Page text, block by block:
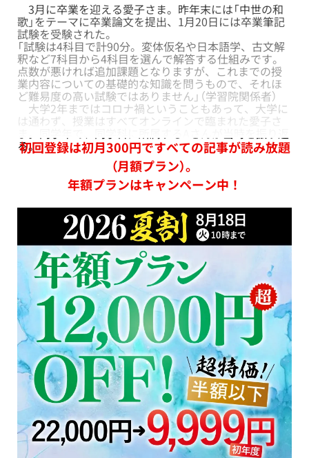
3月に卒業を迎える愛子さま。昨年末には「中世の和
歌」をテーマに卒業論文を提出、1月20日には卒業筆記
試験を受験された。
「試験は4科目で計90分。変体仮名や日本語学、古文解
釈など7科目から4科目を選んで解答する仕組みです。
点数が悪ければ追加課題となりますが、これまでの授
業内容についての基礎的な知識を問うもので、それほ
ど難易度の高い試験ではありません」（学習院関係者）
大学2年まではコロナ禍ということもあって、大学に
は通わず、授業はすべてオンラインで臨まれた愛子さ
る。
初回登録は初月300円ですべての記事が読み放題
（月額プラン）。
年額プランはキャンペーン中！